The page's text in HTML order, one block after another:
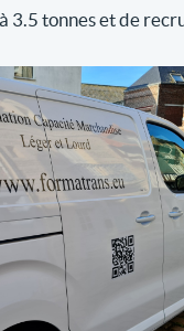
3.5 tonnes et de